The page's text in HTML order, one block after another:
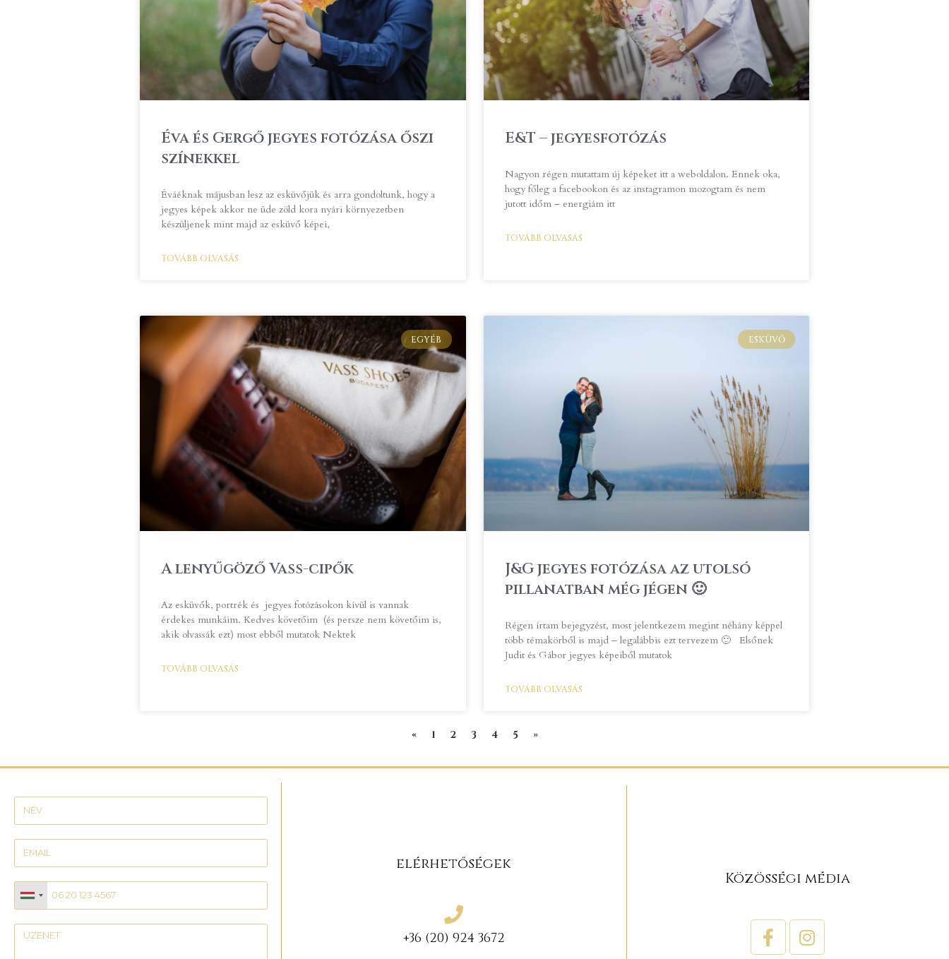
Éva és Gergő jegyes fotózása őszi
színekkel
Éváéknak májusban lesz az esküvőjük és arra gondoltunk, hogy a
jegyes képek akkor ne üde zöld kora nyári környezetben
készüljenek mint majd az esküvő képei,
TOVÁBB OLVASÁS
E&T – jegyesfotózás
Nagyon régen mutattam új képeket itt a weboldalon. Ennek oka,
hogy főleg a facebookon és az instagramon mozogtam és nem
jutott időm – energiám itt
TOVÁBB OLVASÁS
EGYÉB
A lenyűgöző Vass-cipők
Az esküvők, portrék és jegyes fotózásokon kívül is vannak
érdekes munkáim. Kedves követőim (és persze nem követőim is,
akik olvassák ezt) most ebből mutatok Nektek
TOVÁBB OLVASÁS
ESKÜVŐ
J&G jegyes fotózása az utolsó
pillanatban még jégen 🙂
Régen írtam bejegyzést, most jelentkezem megint néhány képpel
több témakörből is majd – legalábbis ezt tervezem 🙂 Elsőnek
Judit és Gábor jegyes képeiből mutatok
TOVÁBB OLVASÁS
« 1 2 3 4 5 »
elérhetőségek
+36 (20) 924 3672
Közösségi média